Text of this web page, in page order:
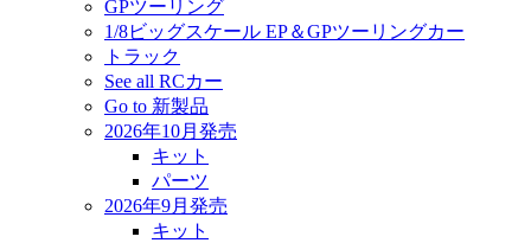
GPツーリング
1/8ビッグスケール EP＆GPツーリングカー
トラック
See all RCカー
Go to 新製品
2026年10月発売
キット
パーツ
2026年9月発売
キット